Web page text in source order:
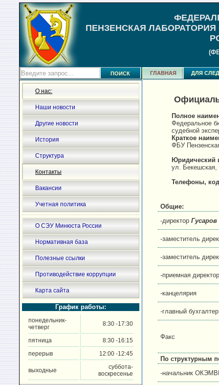
ПЕНЗЕНСКАЯ
ГЛАВНАЯ ДЛЯ
О нас:
Наши новости
Другие новости
История
Структура
Контакты
Вакансии
Учетная политика
О СЭУ Минюста России
Нормативная база
Полезные ссылки
Противодействие коррупции
Карта сайта
График работы:
понедельник-
четверг
8:30 -17:30
пятница
8:30 -16:15
перерыв
12:00 -12:45
выходные
суббота-
воскресенье
Полное
Федеральное
судебной
Краткое
ФБУ
Юридический
ул. Бекешская,
Телефоны, код
Общие:
-директор
-заместитель
-заместитель
-приемная
-канцелярия
-главный
Факс
По структурным
-начальник